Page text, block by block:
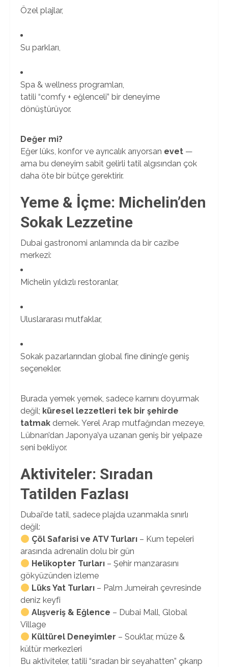
Özel plajlar,
Su parkları,
Spa & wellness programları,
tatili “comfy + eğlenceli” bir deneyime
dönüştürüyor.
Değer mi?
Eğer lüks, konfor ve ayrıcalık arıyorsan evet —
ama bu deneyim sabit gelirli tatil algısından çok
daha öte bir bütçe gerektirir.
Yeme & İçme: Michelin’den
Sokak Lezzetine
Dubai gastronomi anlamında da bir cazibe
merkezi:
Michelin yıldızlı restoranlar,
Uluslararası mutfaklar,
Sokak pazarlarından global fine dining’e geniş
seçenekler.
Burada yemek yemek, sadece karnını doyurmak
değil; küresel lezzetleri tek bir şehirde
tatmak demek. Yerel Arap mutfağından mezeye,
Lübnan’dan Japonya’ya uzanan geniş bir yelpaze
seni bekliyor.
Aktiviteler: Sıradan
Tatilden Fazlası
Dubai’de tatil, sadece plajda uzanmakla sınırlı
değil:
Çöl Safarisi ve ATV Turları – Kum tepeleri
arasında adrenalin dolu bir gün
Helikopter Turları – Şehir manzarasını
gökyüzünden izleme
Lüks Yat Turları – Palm Jumeirah çevresinde
deniz keyfi
Alışveriş & Eğlence – Dubai Mall, Global
Village
Kültürel Deneyimler – Souk’lar, müze &
kültür merkezleri
Bu aktiviteler, tatili “sıradan bir seyahatten” çıkarıp